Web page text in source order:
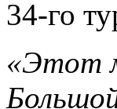
34-го
«Этот